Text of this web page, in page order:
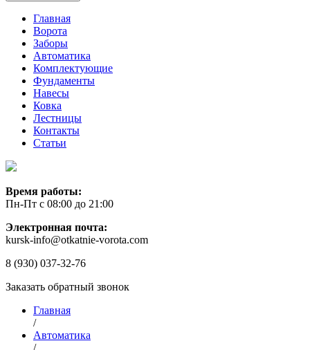
Главная
Ворота
Заборы
Автоматика
Комплектующие
Фундаменты
Навесы
Ковка
Лестницы
Контакты
Статьи
Время работы:
Пн-Пт с 08:00 до 21:00
Электронная почта:
kursk-info@otkatnie-vorota.com
8 (930) 037-32-76
Заказать обратный звонок
Главная
/
Автоматика
/